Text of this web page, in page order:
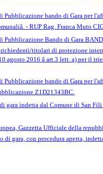
bando di Gara per
- RUP Rag. Franca Muto
Bando di Gara
titolari di protezione
2016 â art.3 lett. a) per il
bando di Gara per
Z1D21343BC.
indetta dal Comune di San
Gazzetta Ufficiale della
di gara, con procedura aperta,